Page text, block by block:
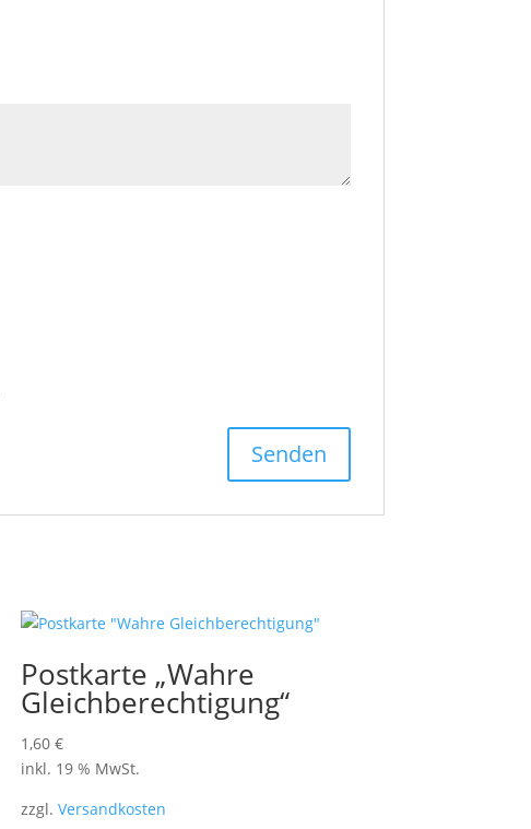
Postkarte „Wahre
Gleichberechtigung“
1,60€
inkl. 19 % MwSt.
zzgl.Versandkosten